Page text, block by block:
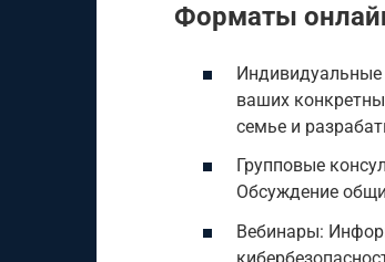
Форматы
ваших
семье и
Групповые
Обсуждение
Вебинары: